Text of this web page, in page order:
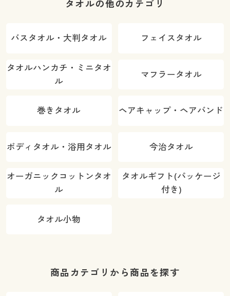
タオルの他のカテゴリ
バスタオル・大判タオル フェイスタオル
タオルハンカチ・ミニタオ
ル
マフラータオル
巻きタオル ヘアキャップ・ヘアバンド
ボディタオル・浴用タオル 今治タオル
オーガニックコットンタオ
ル
タオルギフト(パッケージ
付き)
タオル小物
商品カテゴリから商品を探す